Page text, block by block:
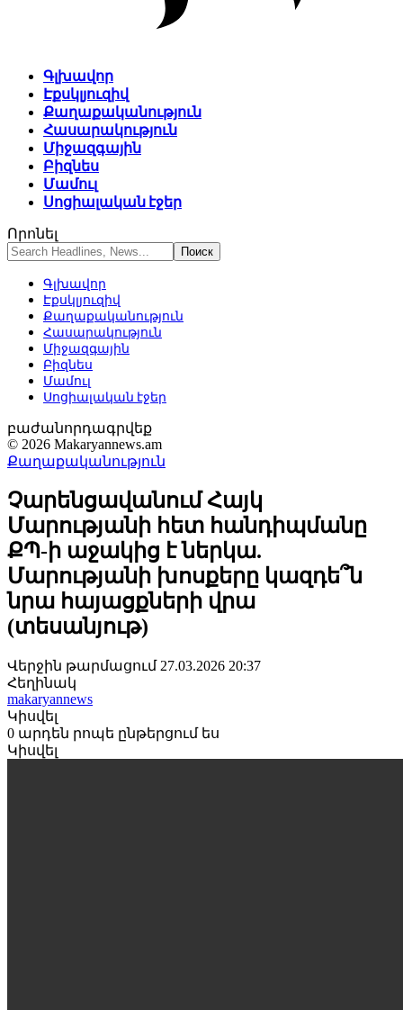
Գլխավոր
Էքսկլյուզիվ
Քաղաքականություն
Հասարակություն
Միջազգային
Բիզնես
Մամուլ
Սոցիալական էջեր
Որոնել
Գլխավոր
Էքսկլյուզիվ
Քաղաքականություն
Հասարակություն
Միջազգային
Բիզնես
Մամուլ
Սոցիալական էջեր
բաժանորդագրվեք
© 2026 Makaryannews.am
Քաղաքականություն
Չարենցավանում Հայկ
Մարությանի հետ հանդիպմանը
ՔՊ-ի աջակից է ներկա.
Մարությանի խոսքերը կազդե՞ն
նրա հայացքների վրա
(տեսանյութ)
Վերջին թարմացում 27.03.2026 20:37
Հեղինակ
makaryannews
Կիսվել
0 արդեն րոպե ընթերցում ես
Կիսվել